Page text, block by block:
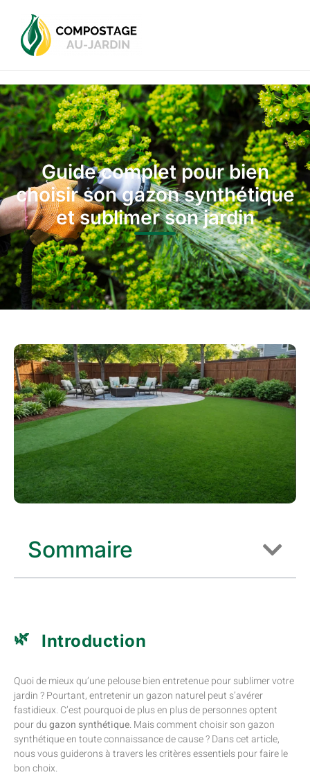
Guide complet pour bien
choisir son gazon synthétique
et sublimer son jardin
Sommaire
Introduction
Quoi de mieux qu’une pelouse bien entretenue pour sublimer votre
jardin ? Pourtant, entretenir un gazon naturel peut s’avérer
fastidieux. C’est pourquoi de plus en plus de personnes optent
pour dugazon synthétique. Mais comment choisir son gazon
synthétique en toute connaissance de cause ? Dans cet article,
nous vous guiderons à travers les critères essentiels pour faire le
bon choix.